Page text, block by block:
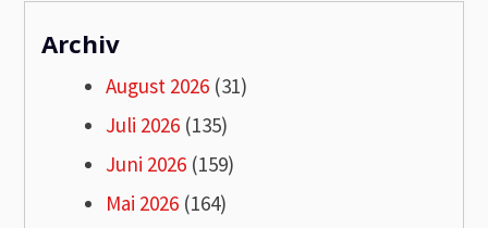
Archiv
August 2026 (31)
Juli 2026 (135)
Juni 2026 (159)
Mai 2026 (164)